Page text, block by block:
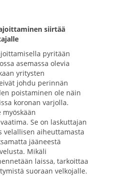
siirtää
pyritään
asemassa olevia
yritysten
johdu perinnän
poistaminen ole näin
koronan varjolla.
Se on laskuttajan
velallisen aiheuttamasta
jääneestä
Mikäli
laissa, tarkoittaa
suoraan velkojalle.